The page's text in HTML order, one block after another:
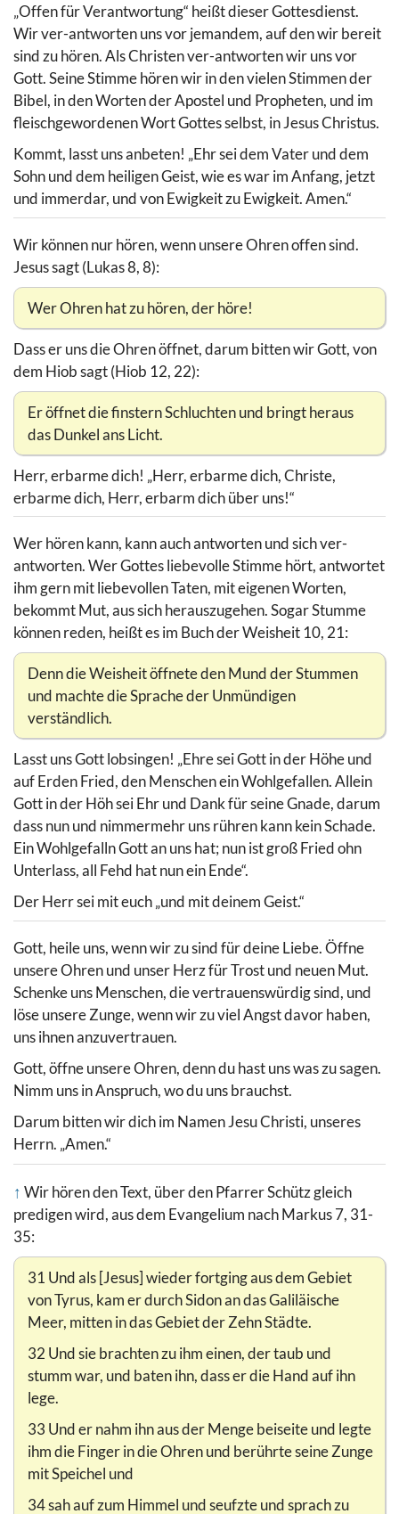
„Offen für Verantwortung“ heißt dieser Gottesdienst.
Wir ver-antworten uns vor jemandem, auf den wir bereit
sind zu hören. Als Christen ver-antworten wir uns vor
Gott. Seine Stimme hören wir in den vielen Stimmen der
Bibel, in den Worten der Apostel und Propheten, und im
fleischgewordenen Wort Gottes selbst, in Jesus Christus.
Kommt, lasst uns anbeten! „Ehr sei dem Vater und dem
Sohn und dem heiligen Geist, wie es war im Anfang, jetzt
und immerdar, und von Ewigkeit zu Ewigkeit. Amen.“
Wir können nur hören, wenn unsere Ohren offen sind.
Jesus sagt (Lukas 8, 8):
Wer Ohren hat zu hören, der höre!
Dass er uns die Ohren öffnet, darum bitten wir Gott, von
dem Hiob sagt (Hiob 12, 22):
Er öffnet die finstern Schluchten und bringt heraus
das Dunkel ans Licht.
Herr, erbarme dich! „Herr, erbarme dich, Christe,
erbarme dich, Herr, erbarm dich über uns!“
Wer hören kann, kann auch antworten und sich ver-
antworten. Wer Gottes liebevolle Stimme hört, antwortet
ihm gern mit liebevollen Taten, mit eigenen Worten,
bekommt Mut, aus sich herauszugehen. Sogar Stumme
können reden, heißt es im Buch der Weisheit 10, 21:
Denn die Weisheit öffnete den Mund der Stummen
und machte die Sprache der Unmündigen
verständlich.
Lasst uns Gott lobsingen! „Ehre sei Gott in der Höhe und
auf Erden Fried, den Menschen ein Wohlgefallen. Allein
Gott in der Höh sei Ehr und Dank für seine Gnade, darum
dass nun und nimmermehr uns rühren kann kein Schade.
Ein Wohlgefalln Gott an uns hat; nun ist groß Fried ohn
Unterlass, all Fehd hat nun ein Ende“.
Der Herr sei mit euch „und mit deinem Geist.“
Gott, heile uns, wenn wir zu sind für deine Liebe. Öffne
unsere Ohren und unser Herz für Trost und neuen Mut.
Schenke uns Menschen, die vertrauenswürdig sind, und
löse unsere Zunge, wenn wir zu viel Angst davor haben,
uns ihnen anzuvertrauen.
Gott, öffne unsere Ohren, denn du hast uns was zu sagen.
Nimm uns in Anspruch, wo du uns brauchst.
Darum bitten wir dich im Namen Jesu Christi, unseres
Herrn. „Amen.“
↑ Wir hören den Text, über den Pfarrer Schütz gleich
predigen wird, aus dem Evangelium nach Markus 7, 31-
35:
31 Und als [Jesus] wieder fortging aus dem Gebiet
von Tyrus, kam er durch Sidon an das Galiläische
Meer, mitten in das Gebiet der Zehn Städte.
32 Und sie brachten zu ihm einen, der taub und
stumm war, und baten ihn, dass er die Hand auf ihn
lege.
33 Und er nahm ihn aus der Menge beiseite und legte
ihm die Finger in die Ohren und berührte seine Zunge
mit Speichel und
34 sah auf zum Himmel und seufzte und sprach zu